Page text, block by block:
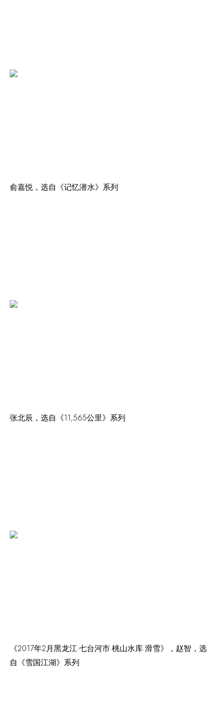
俞嘉悦，选自《记忆潜水》系列
张北辰，选自《11,565公里》系列
《2017年2月黑龙江·七台河市·桃山水库·滑雪》，赵智，选
自《雪国江湖》系列